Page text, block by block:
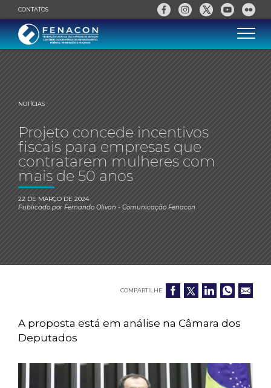
CONTATOS
NOTÍCIAS
Projeto concede incentivos
fiscais para empresas que
contratarem mulheres com
mais de 50 anos
22 DE MARÇO DE 2024
Publicado porFernando Olivan- Comunicação Fenacon
COMPARTILHE
A proposta está em análise na Câmara dos
Deputados